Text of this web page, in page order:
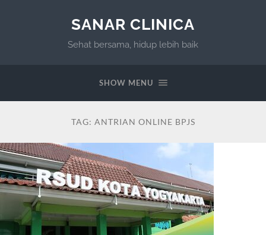
SANAR CLINICA
Sehat bersama, hidup lebih baik
SHOW MENU
TAG: ANTRIAN ONLINE BPJS